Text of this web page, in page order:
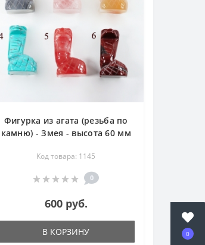
0
Фигурка из агата (резьба по
камню) - Змея - высота 60 мм
Код товара: 1145
0
600 руб.
В КОРЗИНУ